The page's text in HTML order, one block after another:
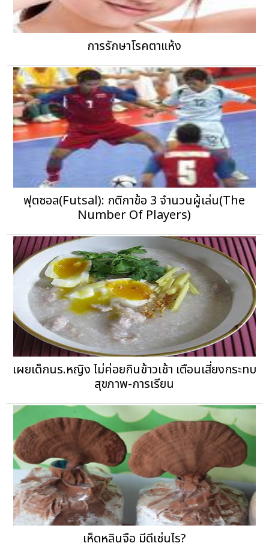
การรักษาโรคตาแห้ง
ฟุตซอล(Futsal): กติกาข้อ 3 จำนวนผู้เล่น(The
Number Of Players)
เผยเด็กนร.หญิง ไม่ค่อยกินข้าวเช้า เตือนเสี่ยงกระทบ
สุขภาพ-การเรียน
เห็ดหลินจือ มีดีเช่นไร?